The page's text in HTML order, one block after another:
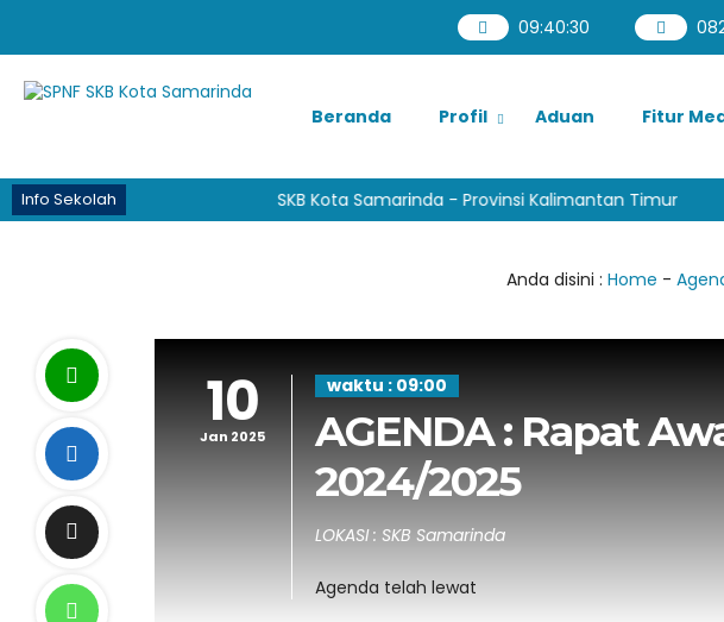
09:40:30
Beranda Profil Aduan Fitur
Info Sekolah SKB Kota Samarinda - Provinsi Kalimantan Timur
Anda disini : Home -
10
Jan 2025
waktu : 09:00
AGENDA : Rapat
2024/2025
LOKASI : SKB Samarinda
Agenda telah lewat